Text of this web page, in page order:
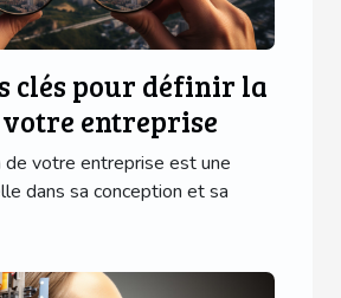
clés pour définir la
entreprise
de votre entreprise est une
dans sa conception et sa